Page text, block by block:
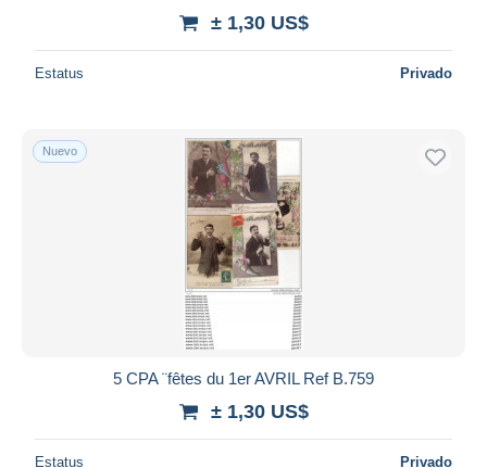
± 1,30 US$
Estatus Privado
Nuevo
5 CPA ¨fêtes du 1er AVRIL Ref B.759
± 1,30 US$
Estatus Privado